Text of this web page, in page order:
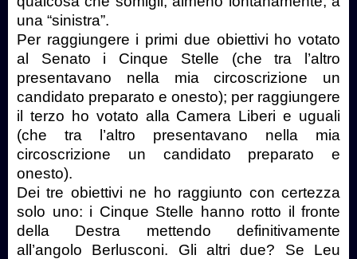
una “sinistra”.
Per raggiungere i primi due obiettivi ho votato
al Senato i Cinque Stelle (che tra l’altro
presentavano nella mia circoscrizione un
candidato preparato e onesto); per raggiungere
il terzo ho votato alla Camera Liberi e uguali
(che tra l’altro presentavano nella mia
circoscrizione un candidato preparato e
onesto).
Dei tre obiettivi ne ho raggiunto con certezza
solo uno: i Cinque Stelle hanno rotto il fronte
della Destra mettendo definitivamente
all’angolo Berlusconi. Gli altri due? Se Leu